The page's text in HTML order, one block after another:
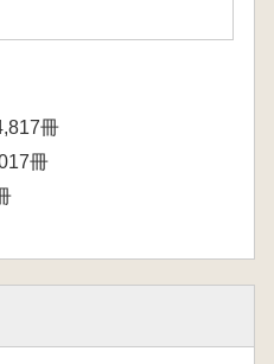
冊
冊